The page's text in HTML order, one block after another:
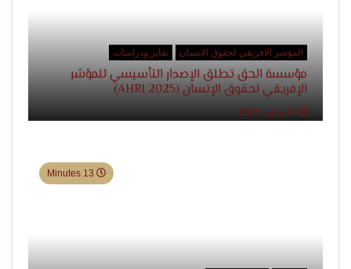
المؤشر الافريقي لحقوق الانسان تقاير ودراسات
مؤسسة الحق تطلق الإصدار التأسيسي للمؤشر
الإفريقي لحقوق الإنسان (AHRI 2025)